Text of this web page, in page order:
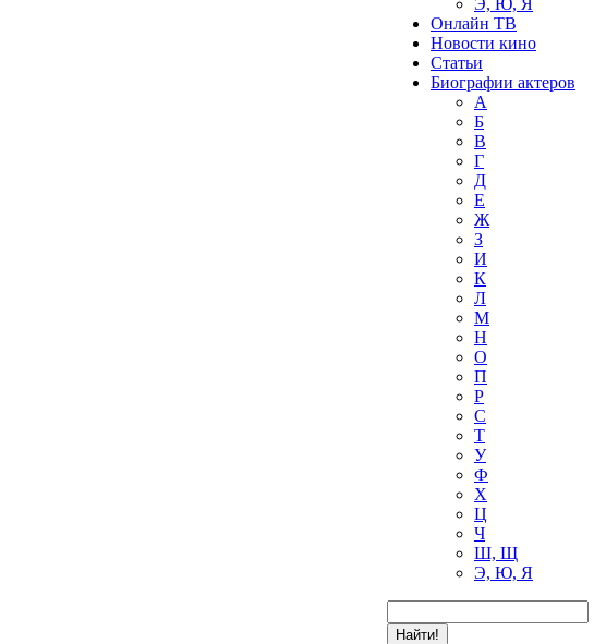
Э, Ю, Я
Онлайн ТВ
Новости кино
Статьи
Биографии актеров
А
Б
В
Г
Д
Е
Ж
З
И
К
Л
М
Н
О
П
Р
С
Т
У
Ф
Х
Ц
Ч
Ш, Щ
Э, Ю, Я
Найти!